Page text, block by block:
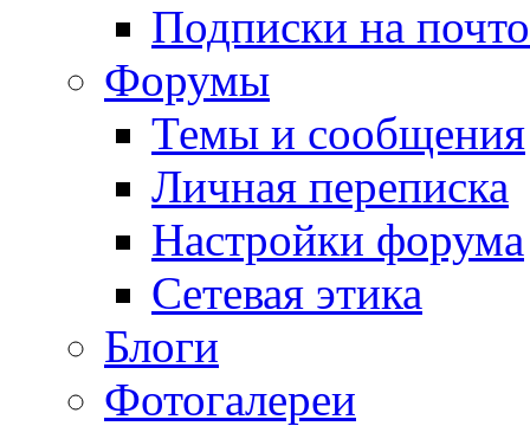
Подписки на
Форумы
Темы и сообщения
Личная переписка
Настройки форума
Сетевая этика
Блоги
Фотогалереи